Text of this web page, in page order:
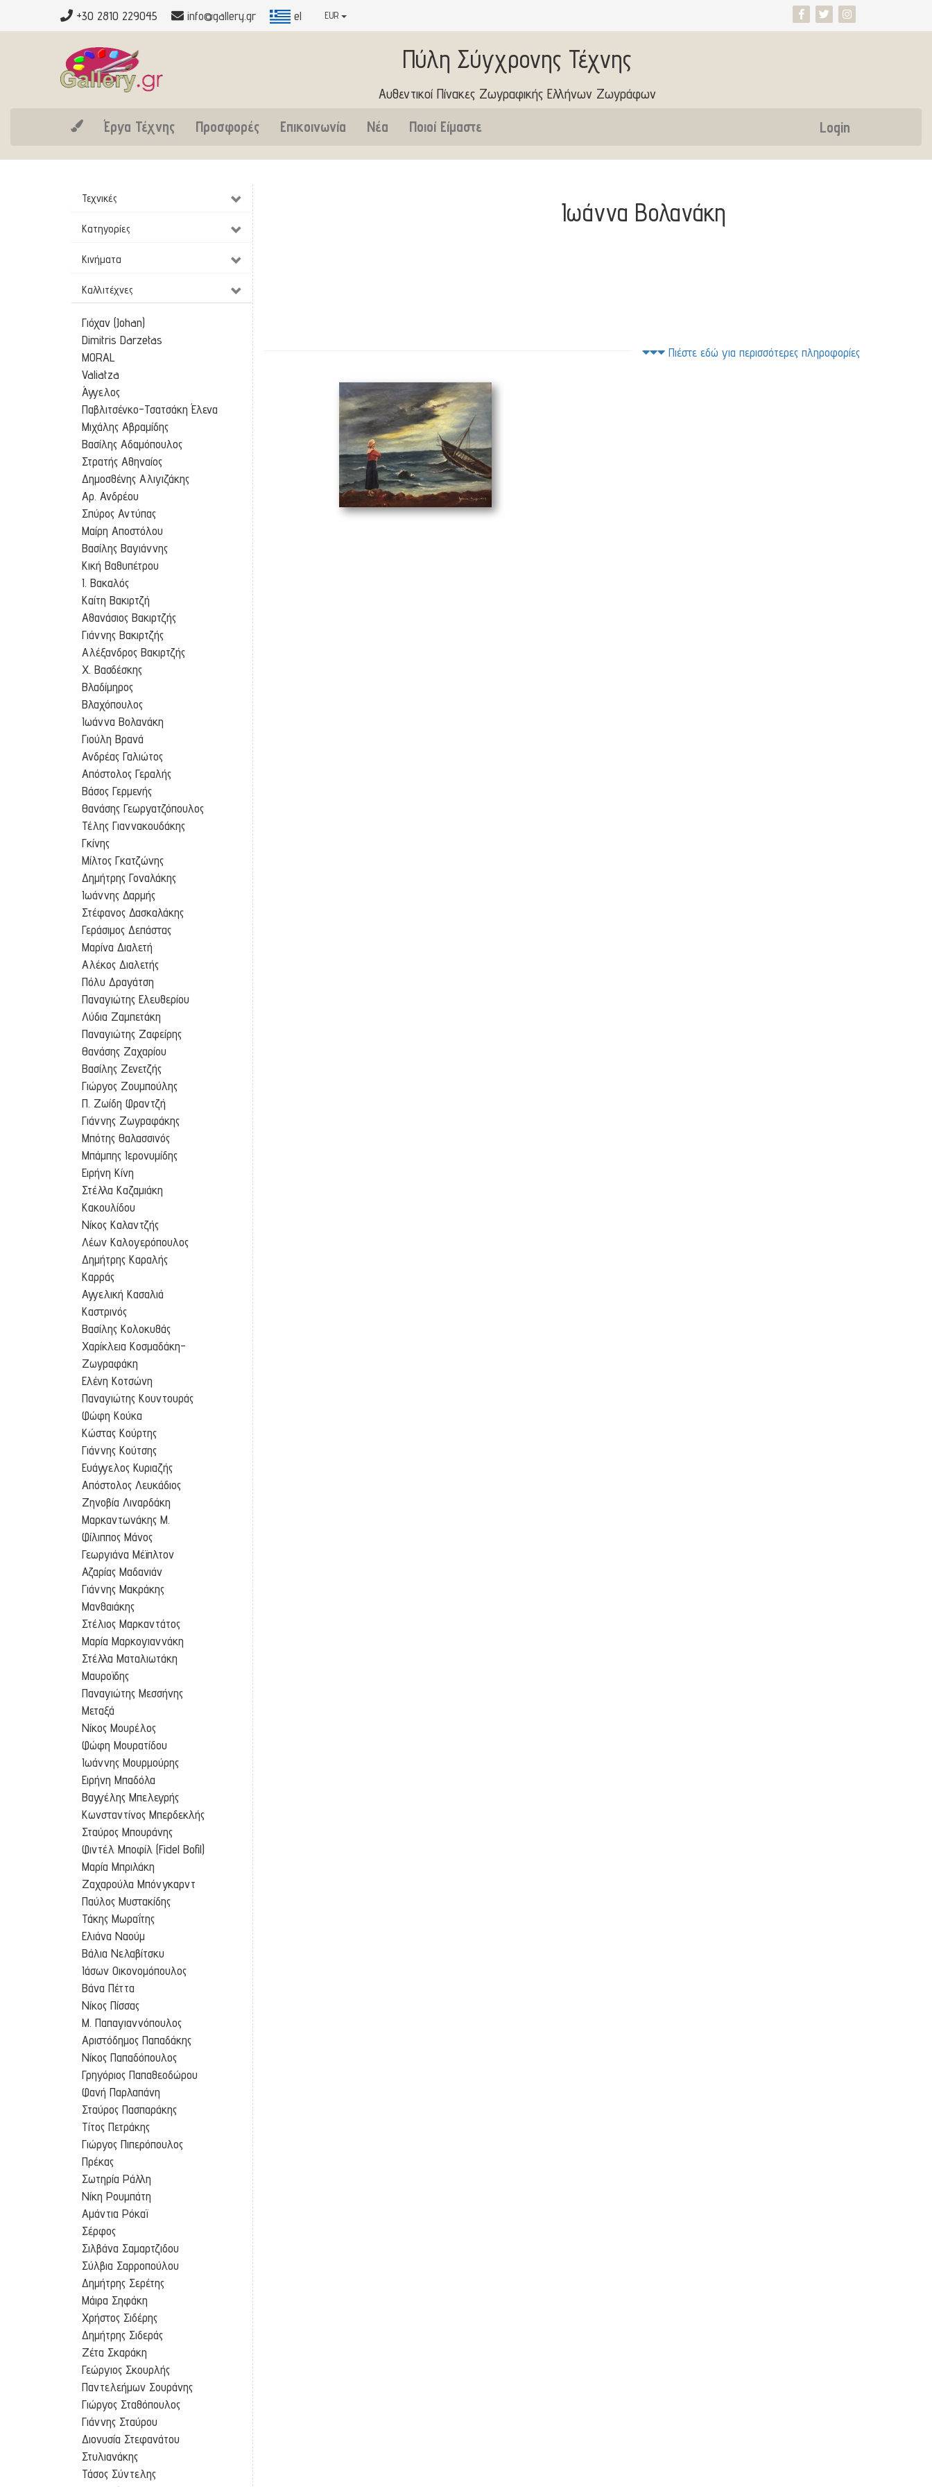
+30 2810 229045 info@gallery.gr el EUR
Πύλη Σύγχρονης Τέχνης
Αυθεντικοί Πίνακες Ζωγραφικής Ελλήνων Ζωγράφων
Έργα Τέχνης Προσφορές Επικοινωνία Νέα Ποιοί Είμαστε Login
Ιωάννα Βολανάκη
Πιέστε εδώ για περισσότερες πληροφορίες
Τεχνικές
Κατηγορίες
Κινήματα
Καλλιτέχνες
Γιόχαν (Johan)
Dimitris Darzetas
MORAL
Valiatza
Άγγελος
Παβλιτσένκο-Τσατσάκη Έλενα
Μιχάλης Αβραμίδης
Βασίλης Αδαμόπουλος
Στρατής Αθηναίος
Δημοσθένης Αλιγιζάκης
Αρ. Ανδρέου
Σπύρος Αντύπας
Μαίρη Αποστόλου
Βασίλης Βαγιάννης
Κική Βαθυπέτρου
Ι. Βακαλός
Καίτη Βακιρτζή
Αθανάσιος Βακιρτζής
Γιάννης Βακιρτζής
Αλέξανδρος Βακιρτζής
Χ. Βασδέσκης
Βλαδίμηρος
Βλαχόπουλος
Ιωάννα Βολανάκη
Γιούλη Βρανά
Ανδρέας Γαλιώτος
Απόστολος Γεραλής
Βάσος Γερμενής
Θανάσης Γεωργατζόπουλος
Τέλης Γιαννακουδάκης
Γκίνης
Μίλτος Γκατζώνης
Δημήτρης Γοναλάκης
Ιωάννης Δαρμής
Στέφανος Δασκαλάκης
Γεράσιμος Δεπάστας
Μαρίνα Διαλετή
Αλέκος Διαλετής
Πόλυ Δραγάτση
Παναγιώτης Ελευθερίου
Λύδια Ζαμπετάκη
Παναγιώτης Ζαφείρης
Θανάσης Ζαχαρίου
Βασίλης Ζενετζής
Γιώργος Ζουμπούλης
Π. Ζωίδη Φραντζή
Γιάννης Ζωγραφάκης
Μπότης Θαλασσινός
Μπάμπης Ιερονυμίδης
Ειρήνη Κίνη
Στέλλα Καζαμιάκη
Κακουλίδου
Νίκος Καλαντζής
Λέων Καλογερόπουλος
Δημήτρης Καραλής
Καρράς
Αγγελική Κασαλιά
Καστρινός
Βασίλης Κολοκυθάς
Χαρίκλεια Κοσμαδάκη-
Ζωγραφάκη
Ελένη Κοτσώνη
Παναγιώτης Κουντουράς
Φώφη Κούκα
Κώστας Κούρτης
Γιάννης Κούτσης
Ευάγγελος Κυριαζής
Απόστολος Λευκάδιος
Ζηνοβία Λιναρδάκη
Μαρκαντωνάκης Μ.
Φίλιππος Μάνος
Γεωργιάνα Μέϊπλτον
Αζαρίας Μαδανιάν
Γιάννης Μακράκης
Μανθαιάκης
Στέλιος Μαρκαντάτος
Μαρία Μαρκογιαννάκη
Στέλλα Ματαλιωτάκη
Μαυροϊδης
Παναγιώτης Μεσσήνης
Μεταξά
Νίκος Μουρέλος
Φώφη Μουρατίδου
Ιωάννης Μουρμούρης
Ειρήνη Μπαδόλα
Βαγγέλης Μπελεγρής
Κωνσταντίνος Μπερδεκλής
Σταύρος Μπουράνης
Φιντέλ Μποφίλ (Fidel Bofil)
Μαρία Μπριλάκη
Ζαχαρούλα Μπόνγκαρντ
Παύλος Μυστακίδης
Τάκης Μωραΐτης
Ελιάνα Ναούμ
Βάλια Νελαβίτσκυ
Ιάσων Οικονομόπουλος
Βάνα Πέττα
Νίκος Πίσσας
Μ. Παπαγιαννόπουλος
Αριστόδημος Παπαδάκης
Νίκος Παπαδόπουλος
Γρηγόριος Παπαθεοδώρου
Φανή Παρλαπάνη
Σταύρος Πασπαράκης
Τίτος Πετράκης
Γιώργος Πιπερόπουλος
Πρέκας
Σωτηρία Ράλλη
Νίκη Ρουμπάτη
Αμάντια Ρόκαϊ
Σέρφος
Σιλβάνα Σαμαρτζιδου
Σύλβια Σαρροπούλου
Δημήτρης Σερέτης
Μάιρα Σηφάκη
Χρήστος Σιδέρης
Δημήτρης Σιδεράς
Ζέτα Σκαράκη
Γεώργιος Σκουρλής
Παντελεήμων Σουράνης
Γιώργος Σταθόπουλος
Γιάννης Σταύρου
Διονυσία Στεφανάτου
Στυλιανάκης
Τάσος Σύντελης